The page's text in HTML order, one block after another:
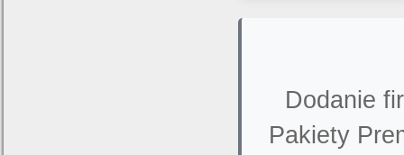
Dodanie
Pakiety